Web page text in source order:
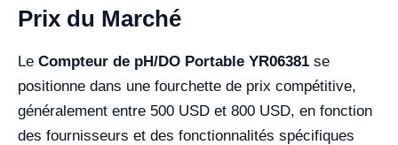
Prix du Marché
Le Compteur de pH/DO Portable YR06381 se
positionne dans une fourchette de prix compétitive,
généralement entre 500 USD et 800 USD, en fonction
des fournisseurs et des fonctionnalités spécifiques